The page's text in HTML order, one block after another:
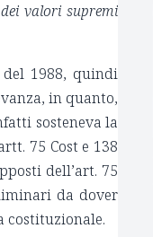
valori supremi
1988, quindi
in quanto,
sosteneva la
75 Cost e 138
dell’art. 75
da dover
costituzionale.